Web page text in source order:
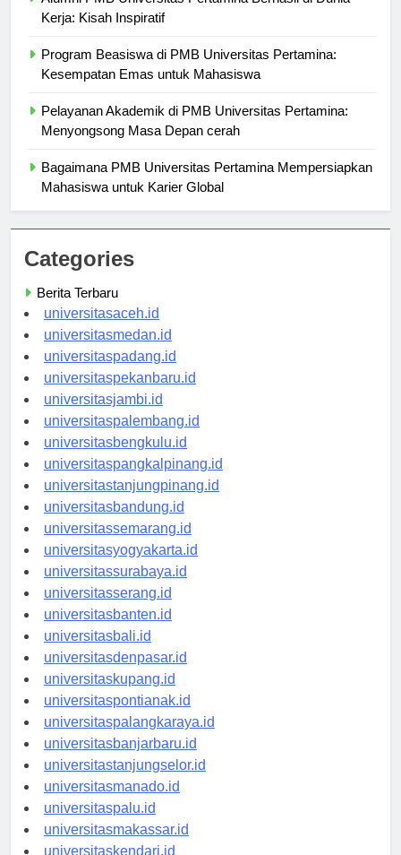
Alumni PMB Universitas Pertamina Berhasil di Dunia
Program Beasiswa di PMB Universitas Pertamina:
Pelayanan Akademik di PMB Universitas Pertamina:
Bagaimana PMB Universitas Pertamina Mempersiapkan
Categories
Berita Terbaru
universitasaceh.id
universitasmedan.id
universitaspadang.id
universitaspekanbaru.id
universitasjambi.id
universitaspalembang.id
universitasbengkulu.id
universitaspangkalpinang.id
universitastanjungpinang.id
universitasbandung.id
universitassemarang.id
universitasyogyakarta.id
universitassurabaya.id
universitasserang.id
universitasbanten.id
universitasbali.id
universitasdenpasar.id
universitaskupang.id
universitaspontianak.id
universitaspalangkaraya.id
universitasbanjarbaru.id
universitastanjungselor.id
universitasmanado.id
universitaspalu.id
universitasmakassar.id